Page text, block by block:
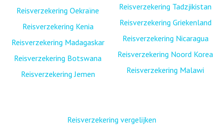
Reisverzekering Oekraïne
Reisverzekering Kenia
Reisverzekering Madagaskar
Reisverzekering Botswana
Reisverzekering Jemen
Reisverzekering Tadzjikistan
Reisverzekering Griekenland
Reisverzekering Nicaragua
Reisverzekering Noord Korea
Reisverzekering Malawi
Reisverzekering vergelijken